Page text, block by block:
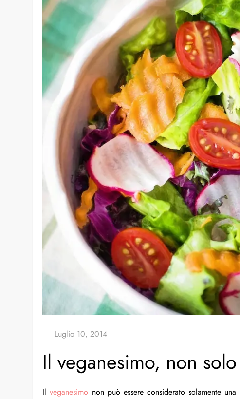
Il veganesimo, non
Ilveganesimo non può essere considerato solamente